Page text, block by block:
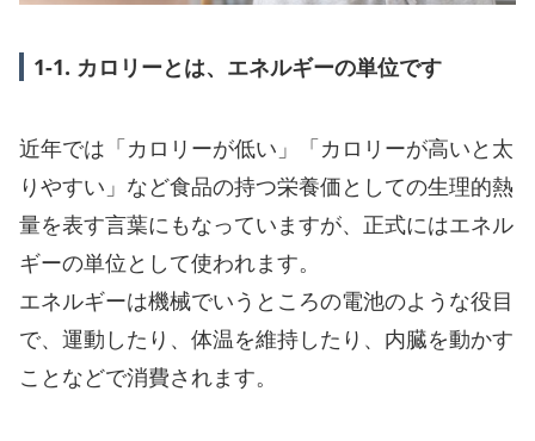
1-1. カロリーとは、エネルギーの単位です
近年では「カロリーが低い」「カロリーが高いと太
りやすい」など食品の持つ栄養価としての生理的熱
量を表す言葉にもなっていますが、正式にはエネル
ギーの単位として使われます。
エネルギーは機械でいうところの電池のような役目
で、運動したり、体温を維持したり、内臓を動かす
ことなどで消費されます。